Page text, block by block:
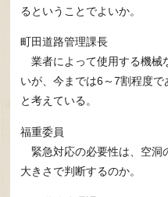
るということでよいか。
町田道路管理課長
業者によって使用する機械
いが、今までは6～7割程度
と考えている。
福重委員
緊急対応の必要性は、空洞
大きさで判断するのか。